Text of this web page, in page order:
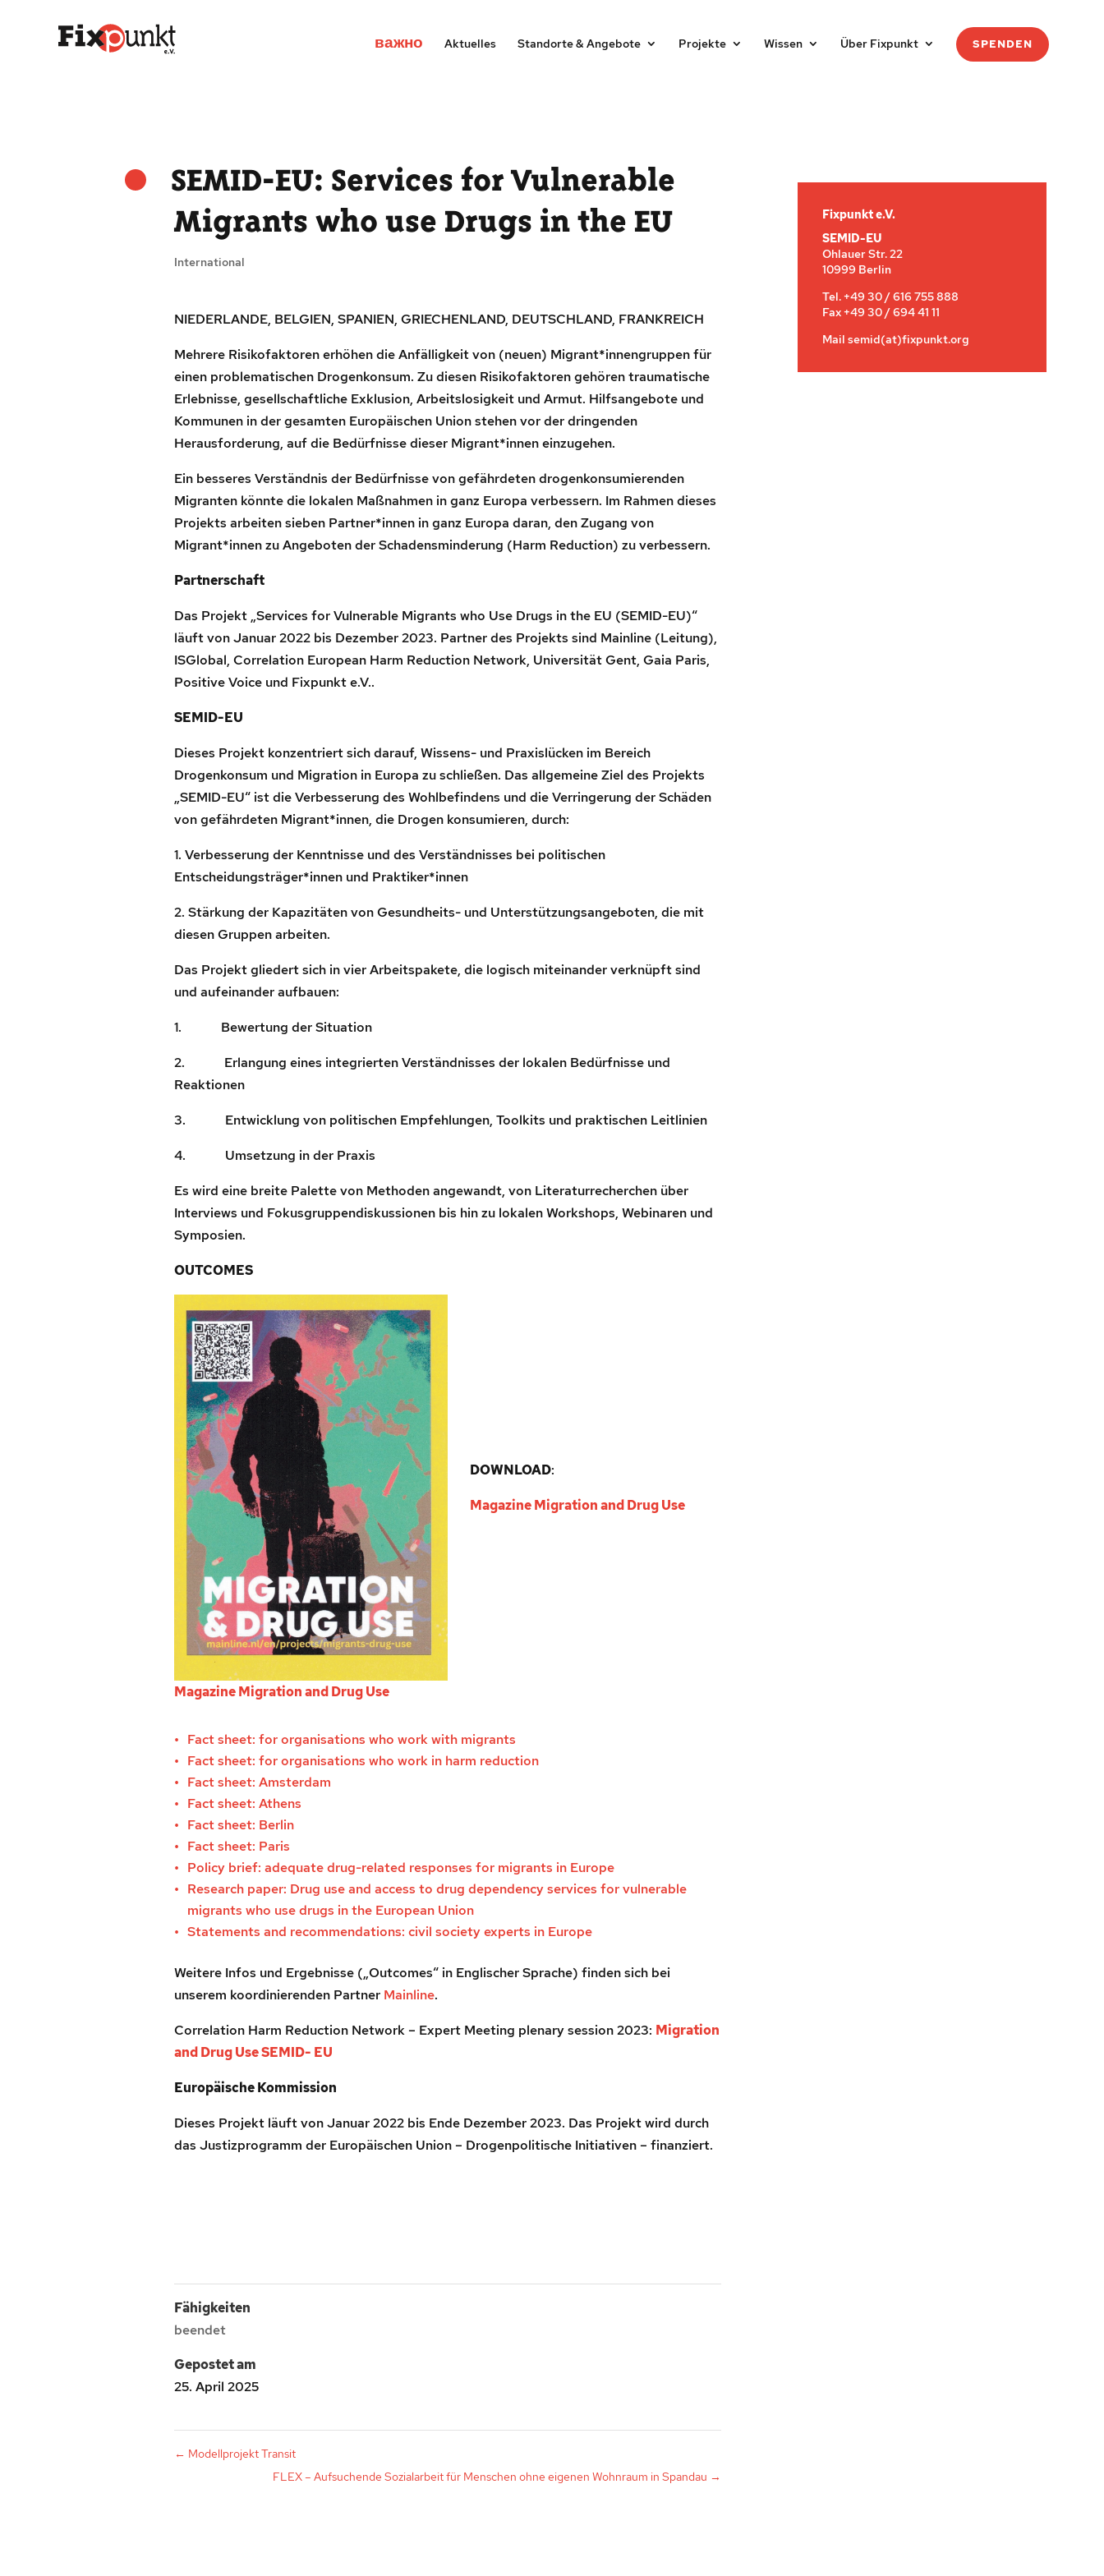
важно Aktuelles Standorte & Angebote Projekte Wissen Über Fixpunkt SPENDEN
SEMID-EU: Services for Vulnerable
Migrants who use Drugs in the EU
International
NIEDERLANDE, BELGIEN, SPANIEN, GRIECHENLAND, DEUTSCHLAND, FRANKREICH
Mehrere Risikofaktoren erhöhen die Anfälligkeit von (neuen) Migrant*innengruppen für
einen problematischen Drogenkonsum. Zu diesen Risikofaktoren gehören traumatische
Erlebnisse, gesellschaftliche Exklusion, Arbeitslosigkeit und Armut. Hilfsangebote und
Kommunen in der gesamten Europäischen Union stehen vor der dringenden
Herausforderung, auf die Bedürfnisse dieser Migrant*innen einzugehen.
Ein besseres Verständnis der Bedürfnisse von gefährdeten drogenkonsumierenden
Migranten könnte die lokalen Maßnahmen in ganz Europa verbessern. Im Rahmen dieses
Projekts arbeiten sieben Partner*innen in ganz Europa daran, den Zugang von
Migrant*innen zu Angeboten der Schadensminderung (Harm Reduction) zu verbessern.
Partnerschaft
Das Projekt „Services for Vulnerable Migrants who Use Drugs in the EU (SEMID-EU)“
läuft von Januar 2022 bis Dezember 2023. Partner des Projekts sind Mainline (Leitung),
ISGlobal, Correlation European Harm Reduction Network, Universität Gent, Gaia Paris,
Positive Voice und Fixpunkt e.V..
SEMID-EU
Dieses Projekt konzentriert sich darauf, Wissens- und Praxislücken im Bereich
Drogenkonsum und Migration in Europa zu schließen. Das allgemeine Ziel des Projekts
„SEMID-EU“ ist die Verbesserung des Wohlbefindens und die Verringerung der Schäden
von gefährdeten Migrant*innen, die Drogen konsumieren, durch:
1. Verbesserung der Kenntnisse und des Verständnisses bei politischen
Entscheidungsträger*innen und Praktiker*innen
2. Stärkung der Kapazitäten von Gesundheits- und Unterstützungsangeboten, die mit
diesen Gruppen arbeiten.
Das Projekt gliedert sich in vier Arbeitspakete, die logisch miteinander verknüpft sind
und aufeinander aufbauen:
1. Bewertung der Situation
2. Erlangung eines integrierten Verständnisses der lokalen Bedürfnisse und
Reaktionen
3. Entwicklung von politischen Empfehlungen, Toolkits und praktischen Leitlinien
4. Umsetzung in der Praxis
Es wird eine breite Palette von Methoden angewandt, von Literaturrecherchen über
Interviews und Fokusgruppendiskussionen bis hin zu lokalen Workshops, Webinaren und
Symposien.
OUTCOMES
DOWNLOAD:
Magazine Migration and Drug Use
Magazine Migration and Drug Use
Fact sheet: for organisations who work with migrants
Fact sheet: for organisations who work in harm reduction
Fact sheet: Amsterdam
Fact sheet: Athens
Fact sheet: Berlin
Fact sheet: Paris
Policy brief: adequate drug-related responses for migrants in Europe
Research paper: Drug use and access to drug dependency services for vulnerable
migrants who use drugs in the European Union
Statements and recommendations: civil society experts in Europe
Weitere Infos und Ergebnisse („Outcomes“ in Englischer Sprache) finden sich bei
unserem koordinierenden Partner Mainline.
Correlation Harm Reduction Network – Expert Meeting plenary session 2023: Migration
and Drug Use SEMID- EU
Europäische Kommission
Dieses Projekt läuft von Januar 2022 bis Ende Dezember 2023. Das Projekt wird durch
das Justizprogramm der Europäischen Union – Drogenpolitische Initiativen – finanziert.
Fähigkeiten
beendet
Gepostet am
25. April 2025
← Modellprojekt Transit
FLEX – Aufsuchende Sozialarbeit für Menschen ohne eigenen Wohnraum in Spandau →
Fixpunkt e.V.
SEMID-EU
Ohlauer Str. 22
10999 Berlin
Tel. +49 30 / 616 755 888
Fax +49 30 / 694 41 11
Mail semid(at)fixpunkt.org